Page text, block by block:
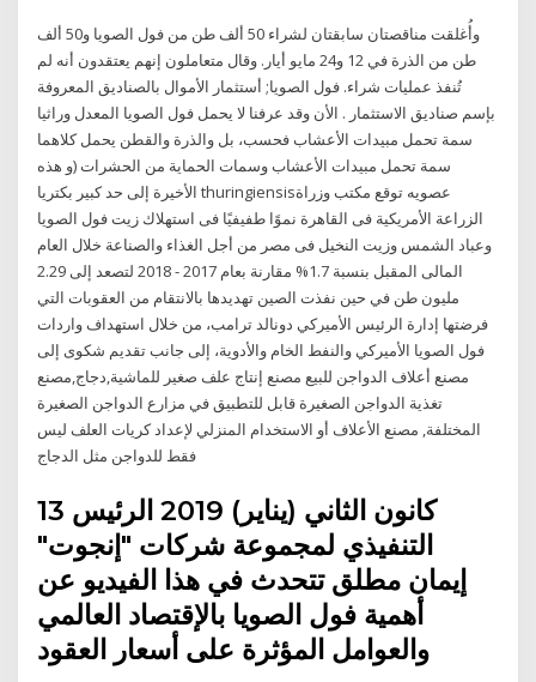
وأُغلقت مناقصتان سابقتان لشراء 50 ألف طن من فول الصويا و50 ألف
طن من الذرة في 12 و24 مايو أيار. وقال متعاملون إنهم يعتقدون أنه لم
تُنفذ عمليات شراء. فول الصويا; أستثمار الأموال بالصناديق المعروفة
بإسم صناديق الاستثمار . الأن وقد عرفنا لا يحمل فول الصويا المعدل وراثيا
سمة تحمل مبيدات الأعشاب فحسب، بل والذرة والقطن يحمل كلاهما
سمة تحمل مبيدات الأعشاب وسمات الحماية من الحشرات (و هذه
الأخيرة إلى حد كبير بكتريا thuringiensisعصويه توقع مكتب وزراة
الزراعة الأمريكية فى القاهرة نموًا طفيفيًا فى استهلاك زيت فول الصويا
وعباد الشمس وزيت النخيل فى مصر من أجل الغذاء والصناعة خلال العام
المالى المقبل بنسبة 1.7% مقارنة بعام 2017 - 2018 لتصعد إلى 2.29
مليون طن في حين نفذت الصين تهديدها بالانتقام من العقوبات التي
فرضتها إدارة الرئيس الأميركي دونالد ترامب، من خلال استهداف واردات
فول الصويا الأميركي والنفط الخام والأدوية، إلى جانب تقديم شكوى إلى
مصنع أعلاف الدواجن للبيع مصنع إنتاج علف صغير للماشية,دجاج,مصنع
تغذية الدواجن الصغيرة قابل للتطبيق في مزارع الدواجن الصغيرة
المختلفة, مصنع الأعلاف أو الاستخدام المنزلي لإعداد كريات العلف ليس
فقط للدواجن مثل الدجاج
13 كانون الثاني (يناير) 2019 الرئيس
التنفيذي لمجموعة شركات "إنجوت"
إيمان مطلق تتحدث في هذا الفيديو عن
أهمية فول الصويا بالإقتصاد العالمي